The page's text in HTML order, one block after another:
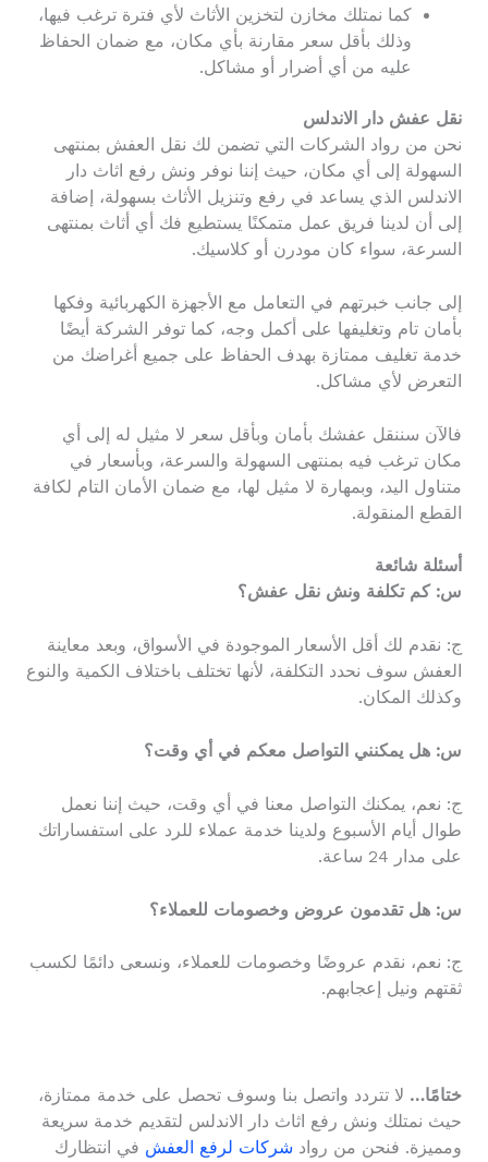
كما نمتلك مخازن لتخزين الأثاث لأي فترة ترغب فيها،
وذلك بأقل سعر مقارنة بأي مكان، مع ضمان الحفاظ
عليه من أي أضرار أو مشاكل.
نقل عفش دار الاندلس
نحن من رواد الشركات التي تضمن لك نقل العفش بمنتهى
السهولة إلى أي مكان، حيث إننا نوفر ونش رفع اثاث دار
الاندلس الذي يساعد في رفع وتنزيل الأثاث بسهولة، إضافة
إلى أن لدينا فريق عمل متمكنًا يستطيع فك أي أثاث بمنتهى
السرعة، سواء كان مودرن أو كلاسيك.
إلى جانب خبرتهم في التعامل مع الأجهزة الكهربائية وفكها
بأمان تام وتغليفها على أكمل وجه، كما توفر الشركة أيضًا
خدمة تغليف ممتازة بهدف الحفاظ على جميع أغراضك من
التعرض لأي مشاكل.
فالآن سننقل عفشك بأمان وبأقل سعر لا مثيل له إلى أي
مكان ترغب فيه بمنتهى السهولة والسرعة، وبأسعار في
متناول اليد، وبمهارة لا مثيل لها، مع ضمان الأمان التام لكافة
القطع المنقولة.
أسئلة شائعة
س: كم تكلفة ونش نقل عفش؟
ج: نقدم لك أقل الأسعار الموجودة في الأسواق، وبعد معاينة
العفش سوف نحدد التكلفة، لأنها تختلف باختلاف الكمية والنوع
وكذلك المكان.
س: هل يمكنني التواصل معكم في أي وقت؟
ج: نعم، يمكنك التواصل معنا في أي وقت، حيث إننا نعمل
طوال أيام الأسبوع ولدينا خدمة عملاء للرد على استفساراتك
على مدار 24 ساعة.
س: هل تقدمون عروض وخصومات للعملاء؟
ج: نعم، نقدم عروضًا وخصومات للعملاء، ونسعى دائمًا لكسب
ثقتهم ونيل إعجابهم.
ختامًا… لا تتردد واتصل بنا وسوف تحصل على خدمة ممتازة،
حيث نمتلك ونش رفع اثاث دار الاندلس لتقديم خدمة سريعة
ومميزة. فنحن من رواد شركات لرفع العفش في انتظارك